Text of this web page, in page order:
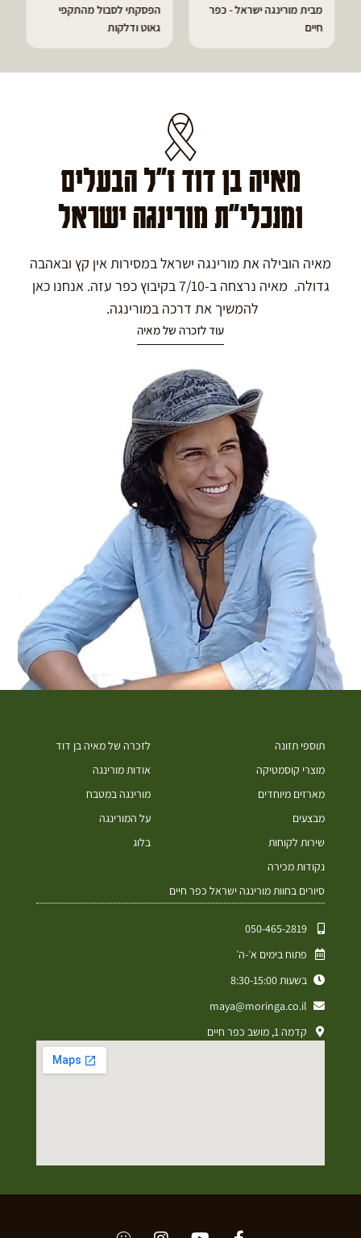
מבית מורינגה ישראל - כפר
חיים
הפסקתי לסבול מהתקפי
גאוט ודלקות
מאיה בן דוד ז"ל הבעלים
ומנכלי"ת מורינגה ישראל
מאיה הובילה את מורינגה ישראל במסירות אין קץ ובאהבה
גדולה. מאיה נרצחה ב-7/10 בקיבוץ כפר עזה. אנחנו כאן
להמשיך את דרכה במורינגה.
עוד לזכרה של מאיה
תוספי תזונה
מוצרי קוסמטיקה
מארזים מיוחדים
מבצעים
שירות לקוחות
נקודות מכירה
סיורים בחוות מורינגה ישראל כפר חיים
לזכרה של מאיה בן דוד
אודות מורינגה
מורינגה במטבח
על המורינגה
בלוג
050-465-2819⁩
פתוח בימים א׳-ה׳
בשעות 8:30-15:00
maya@moringa.co.il
קדמה 1, מושב כפר חיים